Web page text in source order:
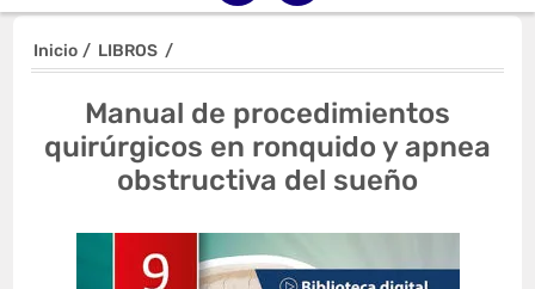
Inicio / LIBROS /
Manual de procedimientos
quirúrgicos en ronquido y apnea
obstructiva del sueño